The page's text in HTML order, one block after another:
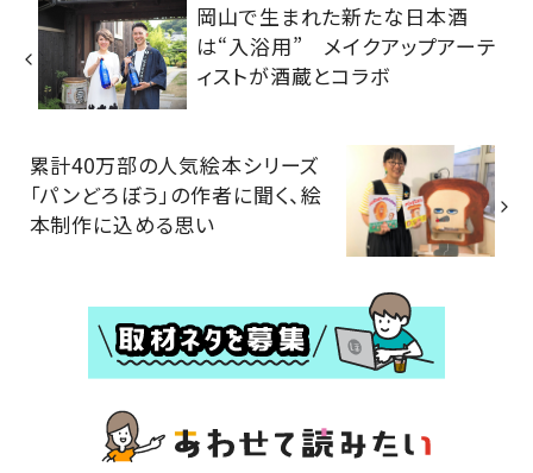
岡山で生まれた新たな日本酒
は“入浴用” メイクアップアーテ
ィストが酒蔵とコラボ
累計40万部の人気絵本シリーズ
「パンどろぼう」の作者に聞く、絵
本制作に込める思い